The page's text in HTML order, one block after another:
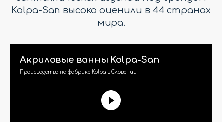
Kolpa-San высоко оценили в 44 странах
мира.
Акриловые ванны Kolpa-San
Производство на фабрике Kolpa в Словении